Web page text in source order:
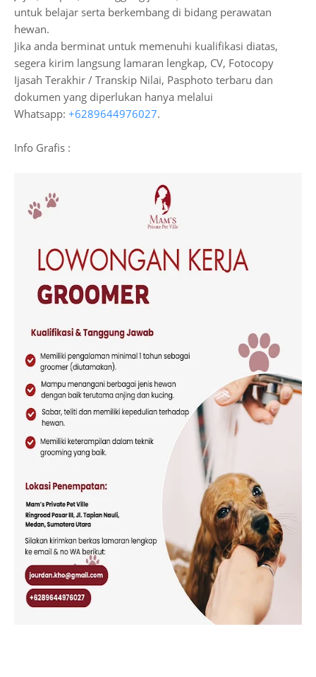
untuk belajar serta berkembang di bidang perawatan
hewan.
Jika anda berminat untuk memenuhi kualifikasi diatas,
segera kirim langsung lamaran lengkap, CV, Fotocopy
Ijasah Terakhir / Transkip Nilai, Pasphoto terbaru dan
dokumen yang diperlukan hanya melalui
Whatsapp: +6289644976027.
Info Grafis :